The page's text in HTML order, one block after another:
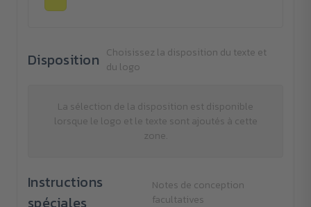
Disposition Choisissez la disposition du texte et
du logo
La sélection de la disposition est disponible
lorsque le logo et le texte sont ajoutés à cette
zone.
Instructions
Notes de conception
facultatives